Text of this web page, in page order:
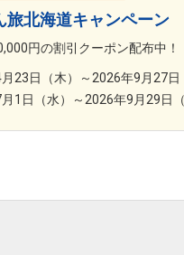
旅北海道キャンペーン
円の割引クーポン配布中！
23日（木）～2026年9月27日
1日（水）～2026年9月29日（